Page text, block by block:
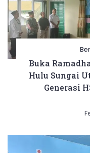
Buka
Hulu Sungai
Generasi